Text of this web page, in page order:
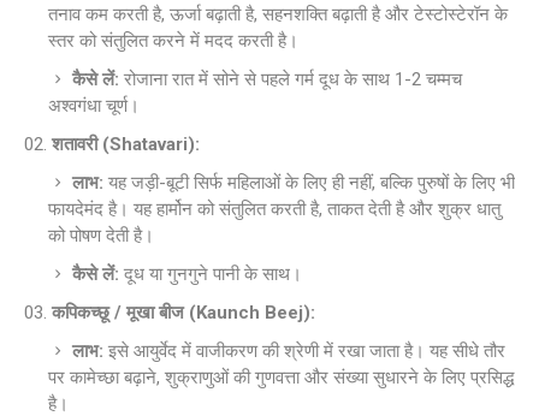
तनाव कम करती है, ऊर्जा बढ़ाती है, सहनशक्ति बढ़ाती है और टेस्टोस्टेरॉन के
स्तर को संतुलित करने में मदद करती है।
कैसे लें: रोजाना रात में सोने से पहले गर्म दूध के साथ 1-2 चम्मच
अश्वगंधा चूर्ण।
शतावरी (Shatavari):
लाभ: यह जड़ी-बूटी सिर्फ महिलाओं के लिए ही नहीं, बल्कि पुरुषों के लिए भी
फायदेमंद है। यह हार्मोन को संतुलित करती है, ताकत देती है और शुक्र धातु
को पोषण देती है।
कैसे लें: दूध या गुनगुने पानी के साथ।
कपिकच्छू / मूखा बीज (Kaunch Beej):
लाभ: इसे आयुर्वेद में वाजीकरण की श्रेणी में रखा जाता है। यह सीधे तौर
पर कामेच्छा बढ़ाने, शुक्राणुओं की गुणवत्ता और संख्या सुधारने के लिए प्रसिद्ध
है।